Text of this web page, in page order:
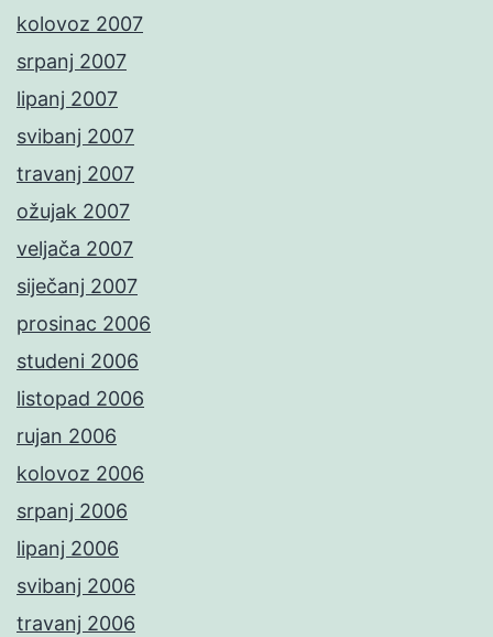
kolovoz 2007
srpanj 2007
lipanj 2007
svibanj 2007
travanj 2007
ožujak 2007
veljača 2007
siječanj 2007
prosinac 2006
studeni 2006
listopad 2006
rujan 2006
kolovoz 2006
srpanj 2006
lipanj 2006
svibanj 2006
travanj 2006